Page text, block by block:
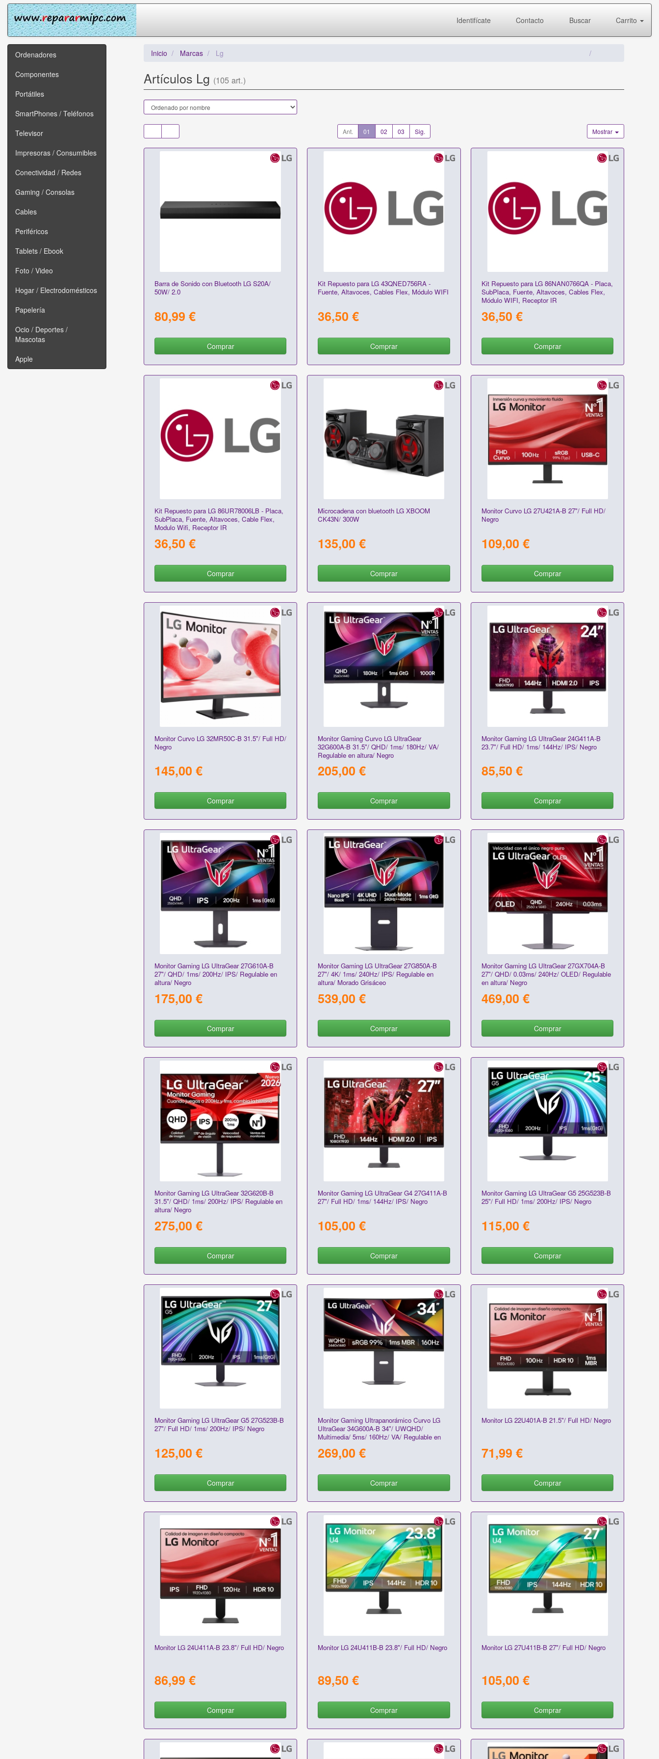
Identifícate Contacto Buscar Carrito
Ordenadores
Componentes
Portátiles
SmartPhones / Teléfonos
Televisor
Impresoras / Consumibles
Conectividad / Redes
Gaming / Consolas
Cables
Periféricos
Tablets / Ebook
Foto / Video
Hogar / Electrodomésticos
Papelería
Ocio / Deportes /
Mascotas
Apple
Inicio Marcas Lg
Artículos Lg (105 art.)
Ant. 01 02 03 Sig. Mostrar
Barra de Sonido con Bluetooth LG S20A/
50W/ 2.0
80,99 €
Comprar
Kit Repuesto para LG 43QNED756RA -
Fuente, Altavoces, Cables Flex, Módulo WIFI
36,50 €
Comprar
Kit Repuesto para LG 86NAN0766QA - Placa,
SubPlaca, Fuente, Altavoces, Cables Flex,
Módulo WIFI, Receptor IR
36,50 €
Comprar
Kit Repuesto para LG 86UR78006LB - Placa,
SubPlaca, Fuente, Altavoces, Cable Flex,
Modulo Wifi, Receptor IR
36,50 €
Comprar
Microcadena con bluetooth LG XBOOM
CK43N/ 300W
135,00 €
Comprar
Monitor Curvo LG 27U421A-B 27"/ Full HD/
Negro
109,00 €
Comprar
Monitor Curvo LG 32MR50C-B 31.5"/ Full HD/
Negro
145,00 €
Comprar
Monitor Gaming Curvo LG UltraGear
32G600A-B 31.5"/ QHD/ 1ms/ 180Hz/ VA/
Regulable en altura/ Negro
205,00 €
Comprar
Monitor Gaming LG UltraGear 24G411A-B
23.7"/ Full HD/ 1ms/ 144Hz/ IPS/ Negro
85,50 €
Comprar
Monitor Gaming LG UltraGear 27G610A-B
27"/ QHD/ 1ms/ 200Hz/ IPS/ Regulable en
altura/ Negro
175,00 €
Comprar
Monitor Gaming LG UltraGear 27G850A-B
27"/ 4K/ 1ms/ 240Hz/ IPS/ Regulable en
altura/ Morado Grisáceo
539,00 €
Comprar
Monitor Gaming LG UltraGear 27GX704A-B
27"/ QHD/ 0.03ms/ 240Hz/ OLED/ Regulable
en altura/ Negro
469,00 €
Comprar
Monitor Gaming LG UltraGear 32G620B-B
31.5"/ QHD/ 1ms/ 200Hz/ IPS/ Regulable en
altura/ Negro
275,00 €
Comprar
Monitor Gaming LG UltraGear G4 27G411A-B
27"/ Full HD/ 1ms/ 144Hz/ IPS/ Negro
105,00 €
Comprar
Monitor Gaming LG UltraGear G5 25G523B-B
25"/ Full HD/ 1ms/ 200Hz/ IPS/ Negro
115,00 €
Comprar
Monitor Gaming LG UltraGear G5 27G523B-B
27"/ Full HD/ 1ms/ 200Hz/ IPS/ Negro
125,00 €
Comprar
Monitor Gaming Ultrapanorámico Curvo LG
UltraGear 34G600A-B 34"/ UWQHD/
Multimedia/ 5ms/ 160Hz/ VA/ Regulable en
269,00 €
Comprar
Monitor LG 22U401A-B 21.5"/ Full HD/ Negro
71,99 €
Comprar
Monitor LG 24U411A-B 23.8"/ Full HD/ Negro
86,99 €
Comprar
Monitor LG 24U411B-B 23.8"/ Full HD/ Negro
89,50 €
Comprar
Monitor LG 27U411B-B 27"/ Full HD/ Negro
105,00 €
Comprar